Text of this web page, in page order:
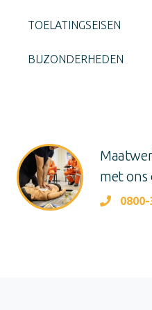
TOELATINGSEISEN
BIJZONDERHEDEN
met ons